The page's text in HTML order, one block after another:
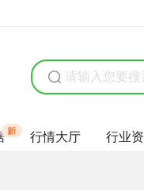
行情大厅 行业